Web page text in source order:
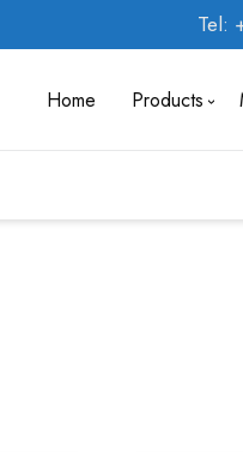
Tel:
Home Products